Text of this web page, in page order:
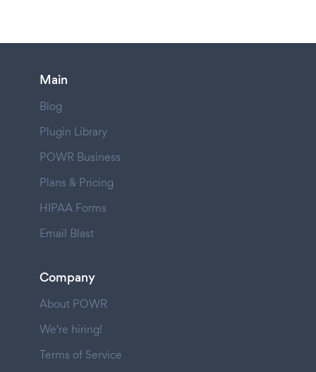
Main
Blog
Plugin Library
POWR Business
Plans & Pricing
HIPAA Forms
Email Blast
Company
About POWR
We're hiring!
Terms of Service